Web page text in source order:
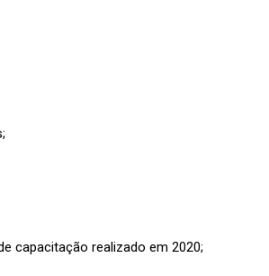
capacitação realizado em 2020;